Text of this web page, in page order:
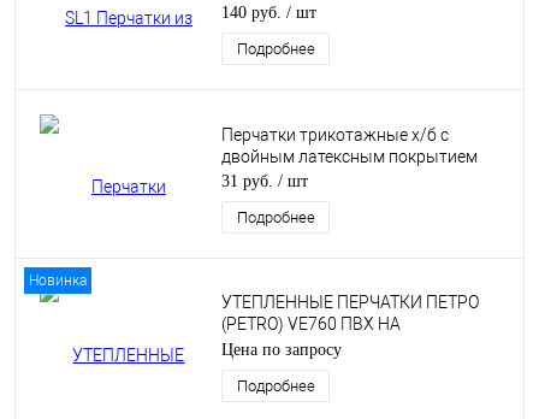
140 руб. / шт
Подробнее
Перчатки трикотажные х/б с
двойным латексным покрытием
31 руб. / шт
Подробнее
Новинка
УТЕПЛЕННЫЕ ПЕРЧАТКИ ПЕТРО
(PETRO) VE760 ПВХ НА
ТРИКОТАЖНОЙ ОСНОВЕ
Цена по запросу
Подробнее